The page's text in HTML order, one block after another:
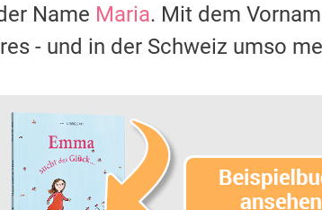
Name Maria. Mit dem
- und in der Schweiz umso